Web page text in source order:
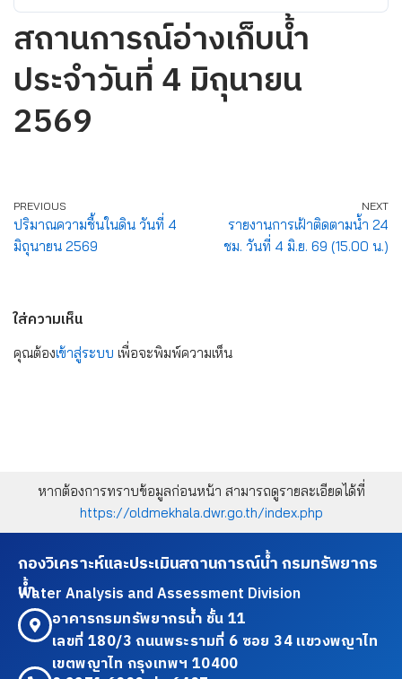
สถานการณ์อ่างเก็บน้ำ
ประจำวันที่ 4 มิถุนายน
2569
PREVIOUS
ปริมาณความชื้นในดิน วันที่ 4
มิถุนายน 2569
NEXT
รายงานการเฝ้าติดตามน้ำ 24
ชม. วันที่ 4 มิ.ย. 69 (15.00 น.)
ใส่ความเห็น
คุณต้องเข้าสู่ระบบ เพื่อจะพิมพ์ความเห็น
หากต้องการทราบข้อมูลก่อนหน้า สามารถดูรายละเอียดได้ที่
https://oldmekhala.dwr.go.th/index.php
กองวิเคราะห์และประเมินสถานการณ์น้ำ กรมทรัพยากร
น้ำ
Water Analysis and Assessment Division
อาคารกรมทรัพยากรน้ำ ชั้น 11
เลขที่ 180/3 ถนนพระรามที่ 6 ซอย 34 แขวงพญาไท
เขตพญาไท กรุงเทพฯ 10400